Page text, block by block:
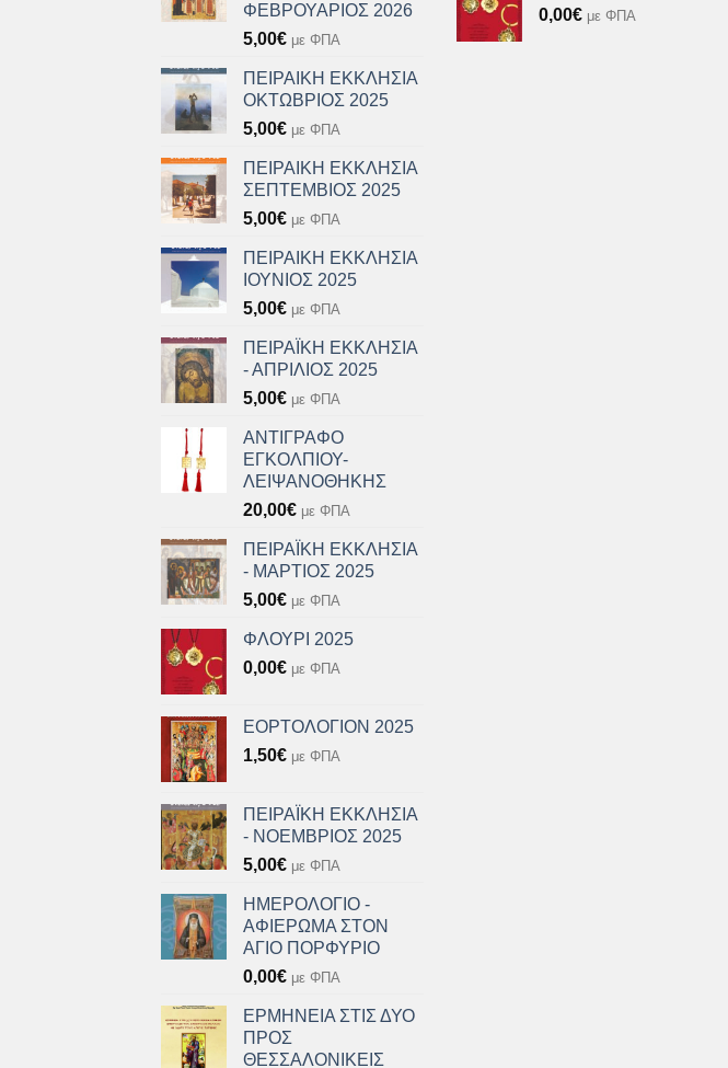
ΦΕΒΡΟΥΑΡΙΟΣ 2026
5,00€ με ΦΠΑ
ΠΕΙΡΑΙΚΗ ΕΚΚΛΗΣΙΑ
ΟΚΤΩΒΡΙΟΣ 2025
5,00€ με ΦΠΑ
ΠΕΙΡΑΙΚΗ ΕΚΚΛΗΣΙΑ
ΣΕΠΤΕΜΒΙΟΣ 2025
5,00€ με ΦΠΑ
ΠΕΙΡΑΙΚΗ ΕΚΚΛΗΣΙΑ
ΙΟΥΝΙΟΣ 2025
5,00€ με ΦΠΑ
ΠΕΙΡΑΪΚΗ ΕΚΚΛΗΣΙΑ
- ΑΠΡΙΛΙΟΣ 2025
5,00€ με ΦΠΑ
ΑΝΤΙΓΡΑΦΟ
ΕΓΚΟΛΠΙΟΥ-
ΛΕΙΨΑΝΟΘΗΚΗΣ
20,00€ με ΦΠΑ
ΠΕΙΡΑΪΚΗ ΕΚΚΛΗΣΙΑ
- ΜΑΡΤΙΟΣ 2025
5,00€ με ΦΠΑ
ΦΛΟΥΡΙ 2025
0,00€ με ΦΠΑ
ΕΟΡΤΟΛΟΓΙΟΝ 2025
1,50€ με ΦΠΑ
ΠΕΙΡΑΪΚΗ ΕΚΚΛΗΣΙΑ
- ΝΟΕΜΒΡΙΟΣ 2025
5,00€ με ΦΠΑ
ΗΜΕΡΟΛΟΓΙΟ -
ΑΦΙΕΡΩΜΑ ΣΤΟΝ
ΑΓΙΟ ΠΟΡΦΥΡΙΟ
0,00€ με ΦΠΑ
ΕΡΜΗΝΕΙΑ ΣΤΙΣ ΔΥΟ
ΠΡΟΣ
ΘΕΣΣΑΛΟΝΙΚΕΙΣ
0,00€ με ΦΠΑ